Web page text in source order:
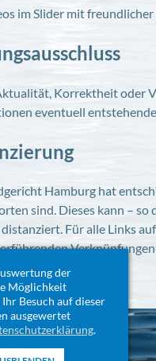
der
Möglichkeit
Besuch auf dieser
ausgewertet
.
im Slider mit
Korrektheit oder
eventuell
Hamburg hat
sind. Dieses kann – so
Für alle Links